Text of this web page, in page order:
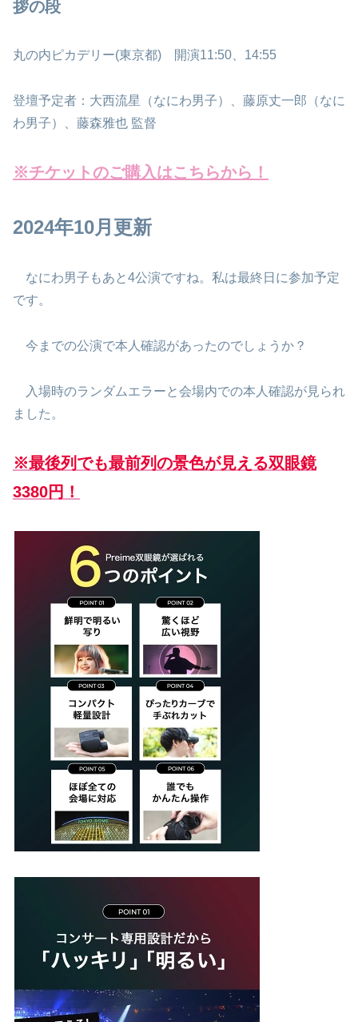
拶の段
丸の内ピカデリー(東京都) 開演11:50、14:55
登壇予定者：大西流星（なにわ男子）、藤原丈一郎（なに
わ男子）、藤森雅也 監督
※チケットのご購入はこちらから！
2024年10月更新
なにわ男子もあと4公演ですね。私は最終日に参加予定
です。
今までの公演で本人確認があったのでしょうか？
入場時のランダムエラーと会場内での本人確認が見られ
ました。
※最後列でも最前列の景色が見える双眼鏡
3380円 ！